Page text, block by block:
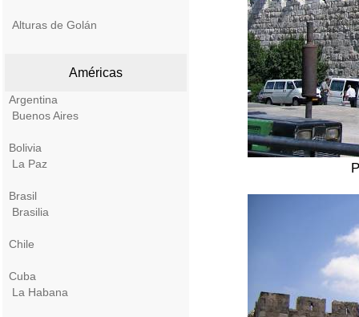
Alturas de Golán
Américas
Argentina
Buenos Aires
Bolivia
La Paz
Brasil
Brasilia
Chile
Cuba
La Habana